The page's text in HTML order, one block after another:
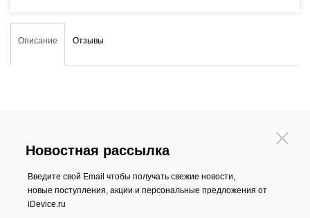
Описание Отзывы
Новостная рассылка
Введите свой Email чтобы получать свежие новости,
новые поступления, акции и персональные предложения от
iDevice.ru